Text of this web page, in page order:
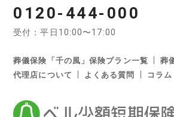
いいお墓-ペット霊園版 樹木葬なび
寺院墓地.com 優良墓石・石材店ガイド
お墓の引越し＆墓じまいくん
いい葬儀 いいお坊さん
0120-444-000
受付：平日10:00〜17:00
葬儀保険「千の風」保険プラン一覧
葬
代理店について
よくある質問 コラム